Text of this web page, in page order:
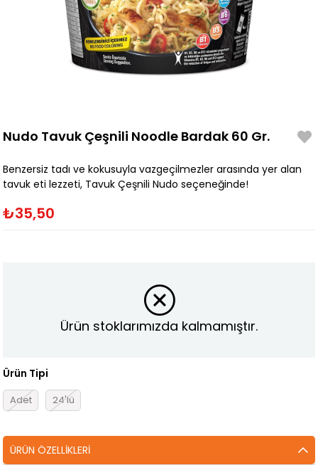
Nudo Tavuk Çeşnili Noodle Bardak 60 Gr.
Benzersiz tadı ve kokusuyla vazgeçilmezler arasında yer alan
tavuk eti lezzeti, Tavuk Çeşnili Nudo seçeneğinde!
₺35,50
Ürün stoklarımızda kalmamıştır.
Ürün Tipi
Adet 24'lü
ÜRÜN ÖZELLIKLERI